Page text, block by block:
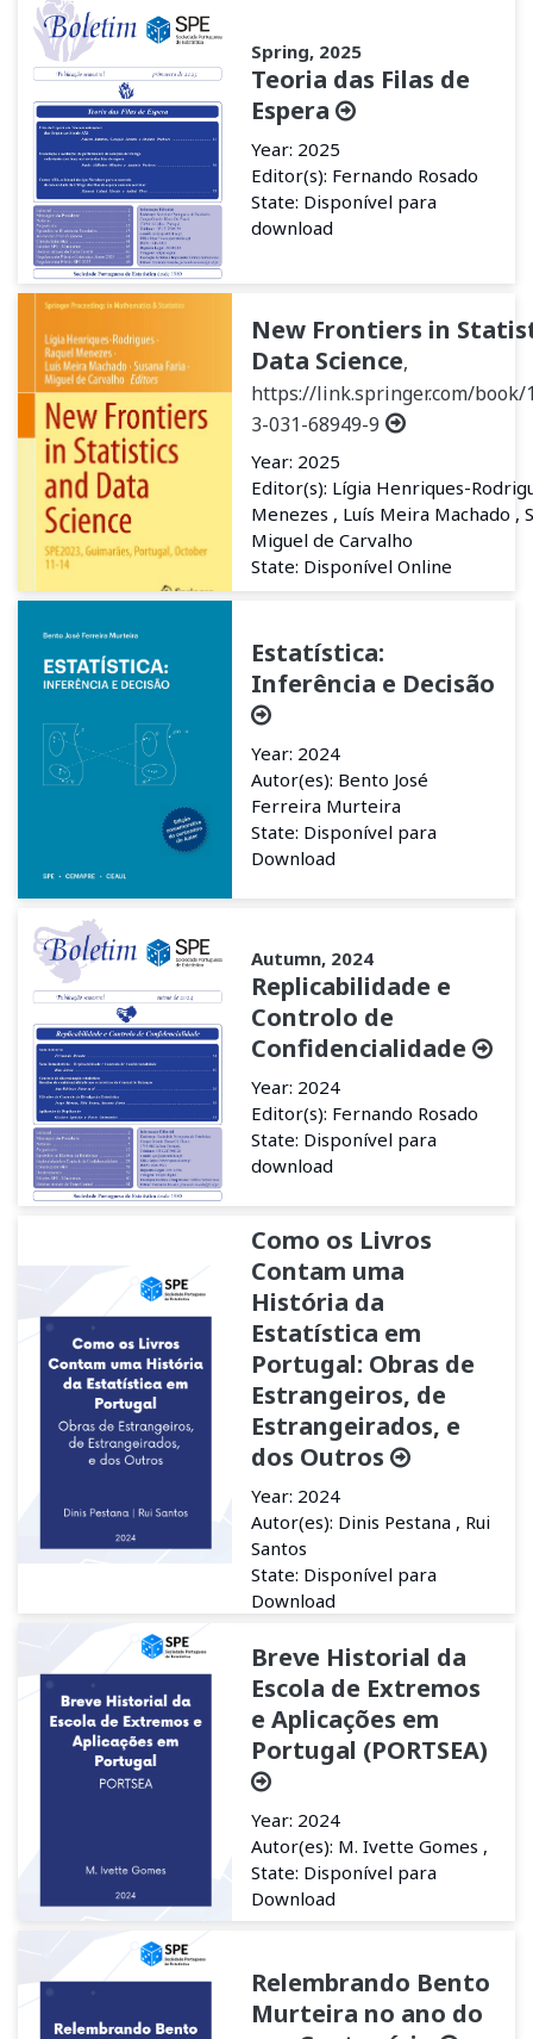
Spring, 2025
Teoria das Filas de
Espera
Year: 2025
Editor(s): Fernando Rosado
State: Disponível para
download
New Frontiers in
Data Science,
https://link.springer.com/book/
3-031-68949-9
Year: 2025
Editor(s): Lígia Henriques-
Menezes , Luís Meira Machado ,
Miguel de Carvalho
State: Disponível Online
Estatística:
Inferência e Decisão
Year: 2024
Autor(es): Bento José
Ferreira Murteira
State: Disponível para
Download
Autumn, 2024
Replicabilidade e
Controlo de
Confidencialidade
Year: 2024
Editor(s): Fernando Rosado
State: Disponível para
download
Como os Livros
Contam uma
História da
Estatística em
Portugal: Obras de
Estrangeiros, de
Estrangeirados, e
dos Outros
Year: 2024
Autor(es): Dinis Pestana , Rui
Santos
State: Disponível para
Download
Breve Historial da
Escola de Extremos
e Aplicações em
Portugal (PORTSEA)
Year: 2024
Autor(es): M. Ivette Gomes ,
State: Disponível para
Download
Relembrando Bento
Murteira no ano do